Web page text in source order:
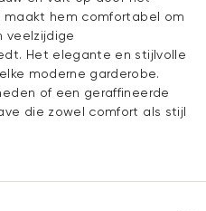
maakt hem comfortabel om
veelzijdige
Het elegante en stijlvolle
moderne garderobe.
of een geraffineerde
die zowel comfort als stijl